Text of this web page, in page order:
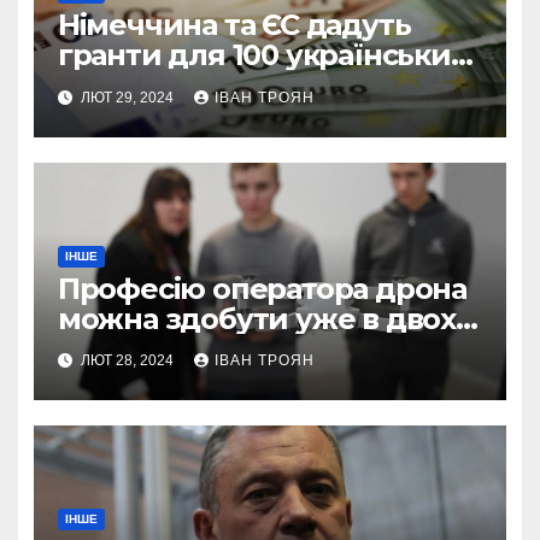
Німеччина та ЄС дадуть
гранти для 100 українських
підприємств
ЛЮТ 29, 2024 ІВАН ТРОЯН
ІНШЕ
Професію оператора дрона
можна здобути уже в двох
профтехах Львівщини
ЛЮТ 28, 2024 ІВАН ТРОЯН
ІНШЕ